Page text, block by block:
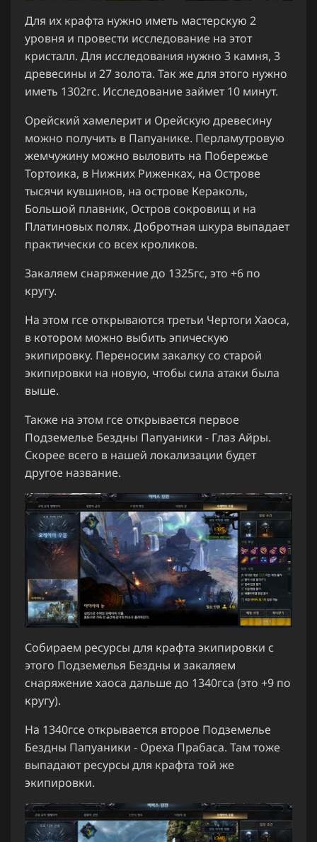
Для их крафта нужно иметь мастерскую 2
уровня и провести исследование на этот
кристалл. Для исследования нужно 3 камня, 3
древесины и 27 золота. Так же для этого нужно
иметь 1302гс. Исследование займет 10 минут.
Орейский хамелерит и Орейскую древесину
можно получить в Папуанике. Перламутровую
жемчужину можно выловить на Побережье
Тортоика, в Нижних Риженках, на Острове
тысячи кувшинов, на острове Кераколь,
Большой плавник, Остров сокровищ и на
Платиновых полях. Добротная шкура выпадает
практически со всех кроликов.
Закаляем снаряжение до 1325гс, это +6 по
кругу.
На этом гсе открываются третьи Чертоги Хаоса,
в котором можно выбить эпическую
экипировку. Переносим закалку со старой
экипировки на новую, чтобы сила атаки была
выше.
Также на этом гсе открывается первое
Подземелье Бездны Папуаники - Глаз Айры.
Скорее всего в нашей локализации будет
другое название.
Собираем ресурсы для крафта экипировки с
этого Подземелья Бездны и закаляем
снаряжение хаоса дальше до 1340гса (это +9 по
кругу).
На 1340гсе открывается второе Подземелье
Бездны Папуаники - Ореха Прабаса. Там тоже
выпадают ресурсы для крафта той же
экипировки.